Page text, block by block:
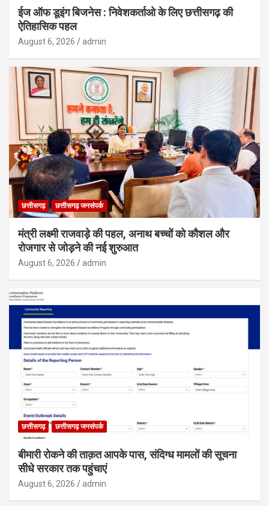
ईज ऑफ डूइंग बिजनेस : निवेशकर्ताओ के लिए छत्तीसगढ़ की
ऐतिहासिक पहल
August 6, 2026 admin
छत्तीसगढ़ छत्तीसगढ़ जनसंपर्क
मंत्री लक्ष्मी राजवाड़े की पहल, अनाथ बच्चों को कौशल और
रोजगार से जोड़ने की नई शुरुआत
August 6, 2026 admin
छत्तीसगढ़ छत्तीसगढ़ जनसंपर्क
बीमारी रोकने की ताक़त आपके पास, संदिग्ध मामलों की सूचना
सीधे सरकार तक पहुंचाएं
August 6, 2026 admin